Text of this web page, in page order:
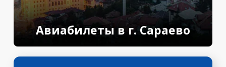
Авиабилеты в г. Сараево